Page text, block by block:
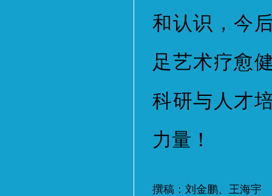
和认识，今
足艺术疗愈
科研与人才
力量！
撰稿：刘金鹏、王海宇